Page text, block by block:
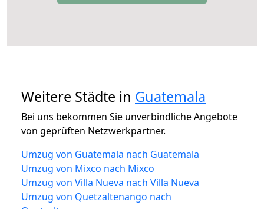
Weitere Städte in Guatemala
Bei uns bekommen Sie unverbindliche Angebote
von geprüften Netzwerkpartner.
Umzug von Guatemala nach Guatemala
Umzug von Mixco nach Mixco
Umzug von Villa Nueva nach Villa Nueva
Umzug von Quetzaltenango nach